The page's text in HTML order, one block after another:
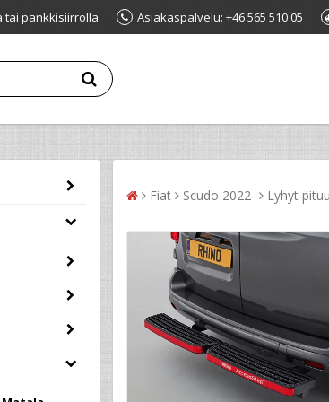
tai pankkisiirrolla Asiakaspalvelu: +46 565 510 05
Fiat Scudo 2022- Lyhyt